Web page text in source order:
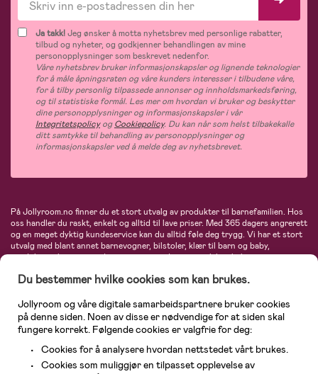
Ja takk!Jeg ønsker å motta nyhetsbrev med personlige rabatter,
tilbud og nyheter, og godkjenner behandlingen av mine
personopplysninger som beskrevet nedenfor.
Våre nyhetsbrev bruker informasjonskapsler og lignende teknologier
for å måle åpningsraten og våre kunders interesser i tilbudene våre,
for å tilby personlig tilpassede annonser og innholdsmarkedsføring,
og til statistiske formål. Les mer om hvordan vi bruker og beskytter
dine personopplysninger og informasjonskapsler i vår
IntegritetspolicyogCookiepolicy. Du kan når som helst tilbakekalle
ditt samtykke til behandling av personopplysninger og
informasjonskapsler ved å melde deg av nyhetsbrevet.
På Jollyroom.no finner du et stort utvalg av produkter til barnefamilien. Hos
oss handler du raskt, enkelt og alltid til lave priser. Med 365 dagers angrerett
og en meget dyktig kundeservice kan du alltid føle deg trygg. Vi har et stort
utvalg med blant annet barnevogner, bilstoler, klær til barn og baby,
produkter til mor, mengder av inspirerende interiør, leker, babyustyr og mye
Maxi-Cosi, Baby Jogger, BabyBjörn, Didriksons, KidKraft, Ergobaby, Philips
største nettbutikk for barn og baby!
Du bestemmer hvilke cookies som kan brukes.
Jollyroom og våre digitale samarbeidspartnere bruker cookies
på denne siden. Noen av disse er nødvendige for at siden skal
fungere korrekt. Følgende cookies er valgfrie for deg:
Cookies for å analysere hvordan nettstedet vårt brukes.
Cookies som muliggjør en tilpasset opplevelse av